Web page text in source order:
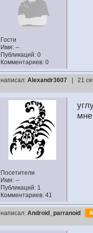
Гости
Имя: --
Публикаций: 0
Комментариев: 0
написал: Alexandr3607 | 21
Посетители
Имя: --
Публикаций: 1
Комментариев: 41
мне
написал: Android_parranoid